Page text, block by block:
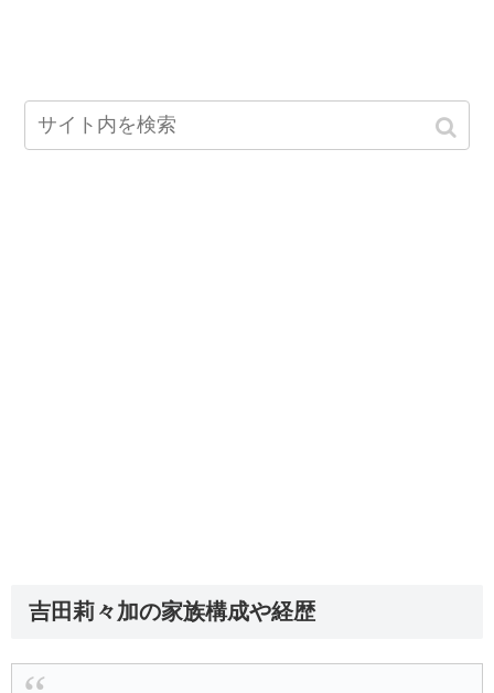
吉田莉々加の家族構成や経歴